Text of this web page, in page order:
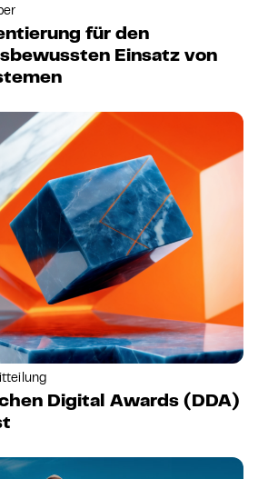
für den
Einsatz von
Digital Awards (DDA)